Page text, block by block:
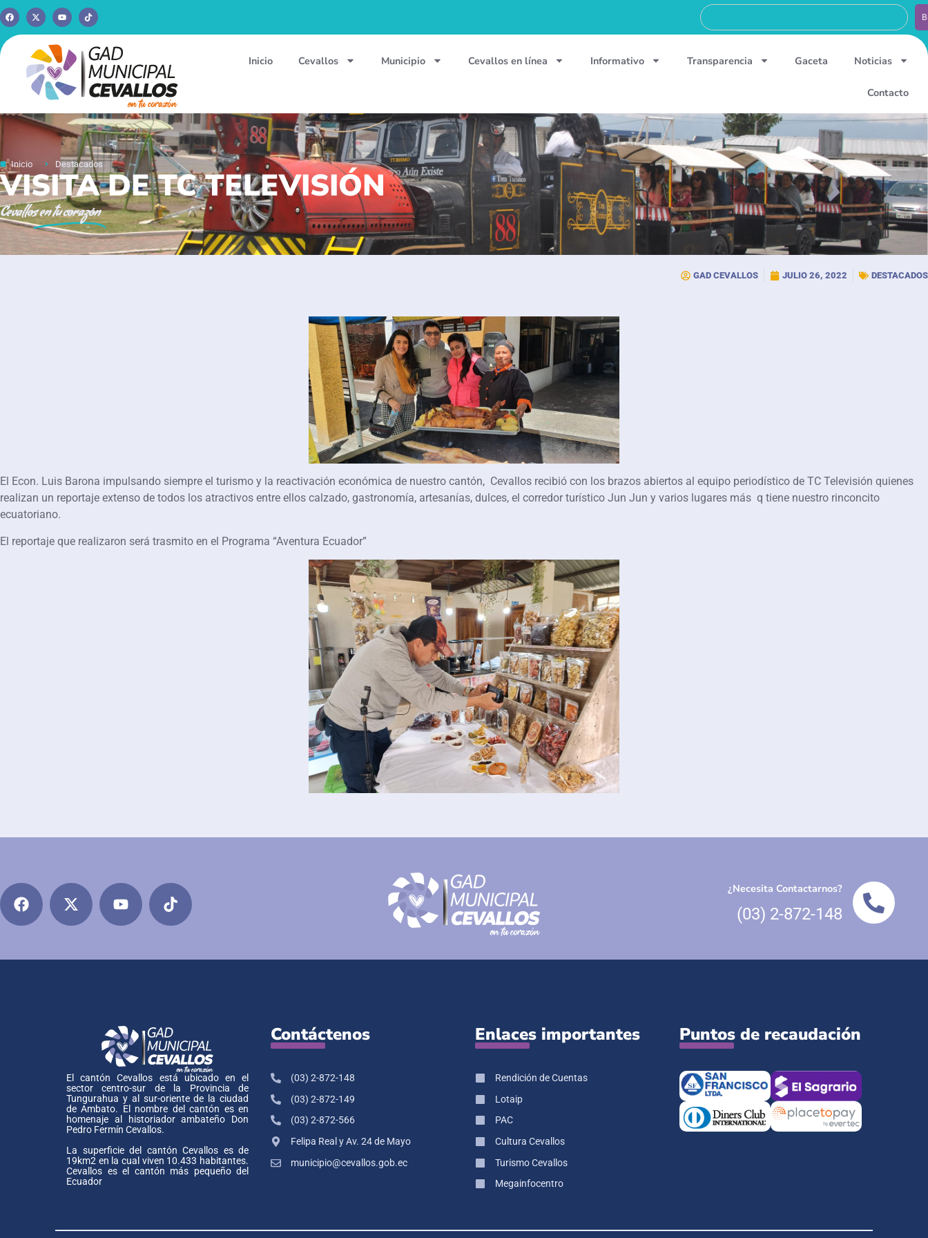
Inicio Cevallos Municipio Cevallos en línea Informativo Transparencia Gaceta Noticias
Contacto
Inicio Destacados
VISITA DE TC TELEVISIÓN
Cevallosen tu corazón
GAD CEVALLOS JULIO 26, 2022 DESTACADOS
El Econ. Luis Barona impulsando siempre el turismo y la reactivación económica de nuestro cantón, Cevallos recibió con los brazos abiertos al equipo periodístico de TC Televisión quienes
realizan un reportaje extenso de todos los atractivos entre ellos calzado, gastronomía, artesanías, dulces, el corredor turístico Jun Jun y varios lugares más q tiene nuestro rinconcito
ecuatoriano.
El reportaje que realizaron será trasmito en el Programa “Aventura Ecuador”
¿Necesita Contactarnos?
(03) 2-872-148
El cantón Cevallos está ubicado en el
sector centro-sur de la Provincia de
Tungurahua y al sur-oriente de la ciudad
de Ambato. El nombre del cantón es en
homenaje al historiador ambateño Don
Pedro Fermín Cevallos.
La superficie del cantón Cevallos es de
19km2 en la cual viven 10.433 habitantes.
Cevallos es el cantón más pequeño del
Ecuador
Contáctenos
(03) 2-872-148
(03) 2-872-149
(03) 2-872-566
Felipa Real y Av. 24 de Mayo
municipio@cevallos.gob.ec
Enlaces importantes
Rendición de Cuentas
Lotaip
PAC
Cultura Cevallos
Turismo Cevallos
Megainfocentro
Puntos de recaudación